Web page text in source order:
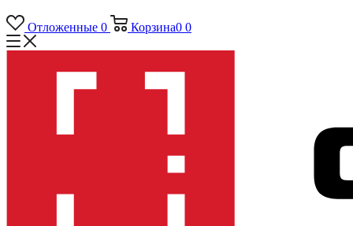
Отложенные 0 Корзина0 0